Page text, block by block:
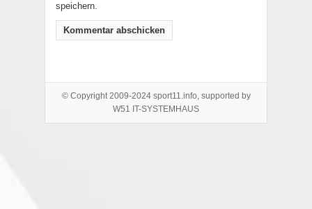
speichern.
© Copyright 2009-2024 sport11.info, supported by
W51 IT-SYSTEMHAUS